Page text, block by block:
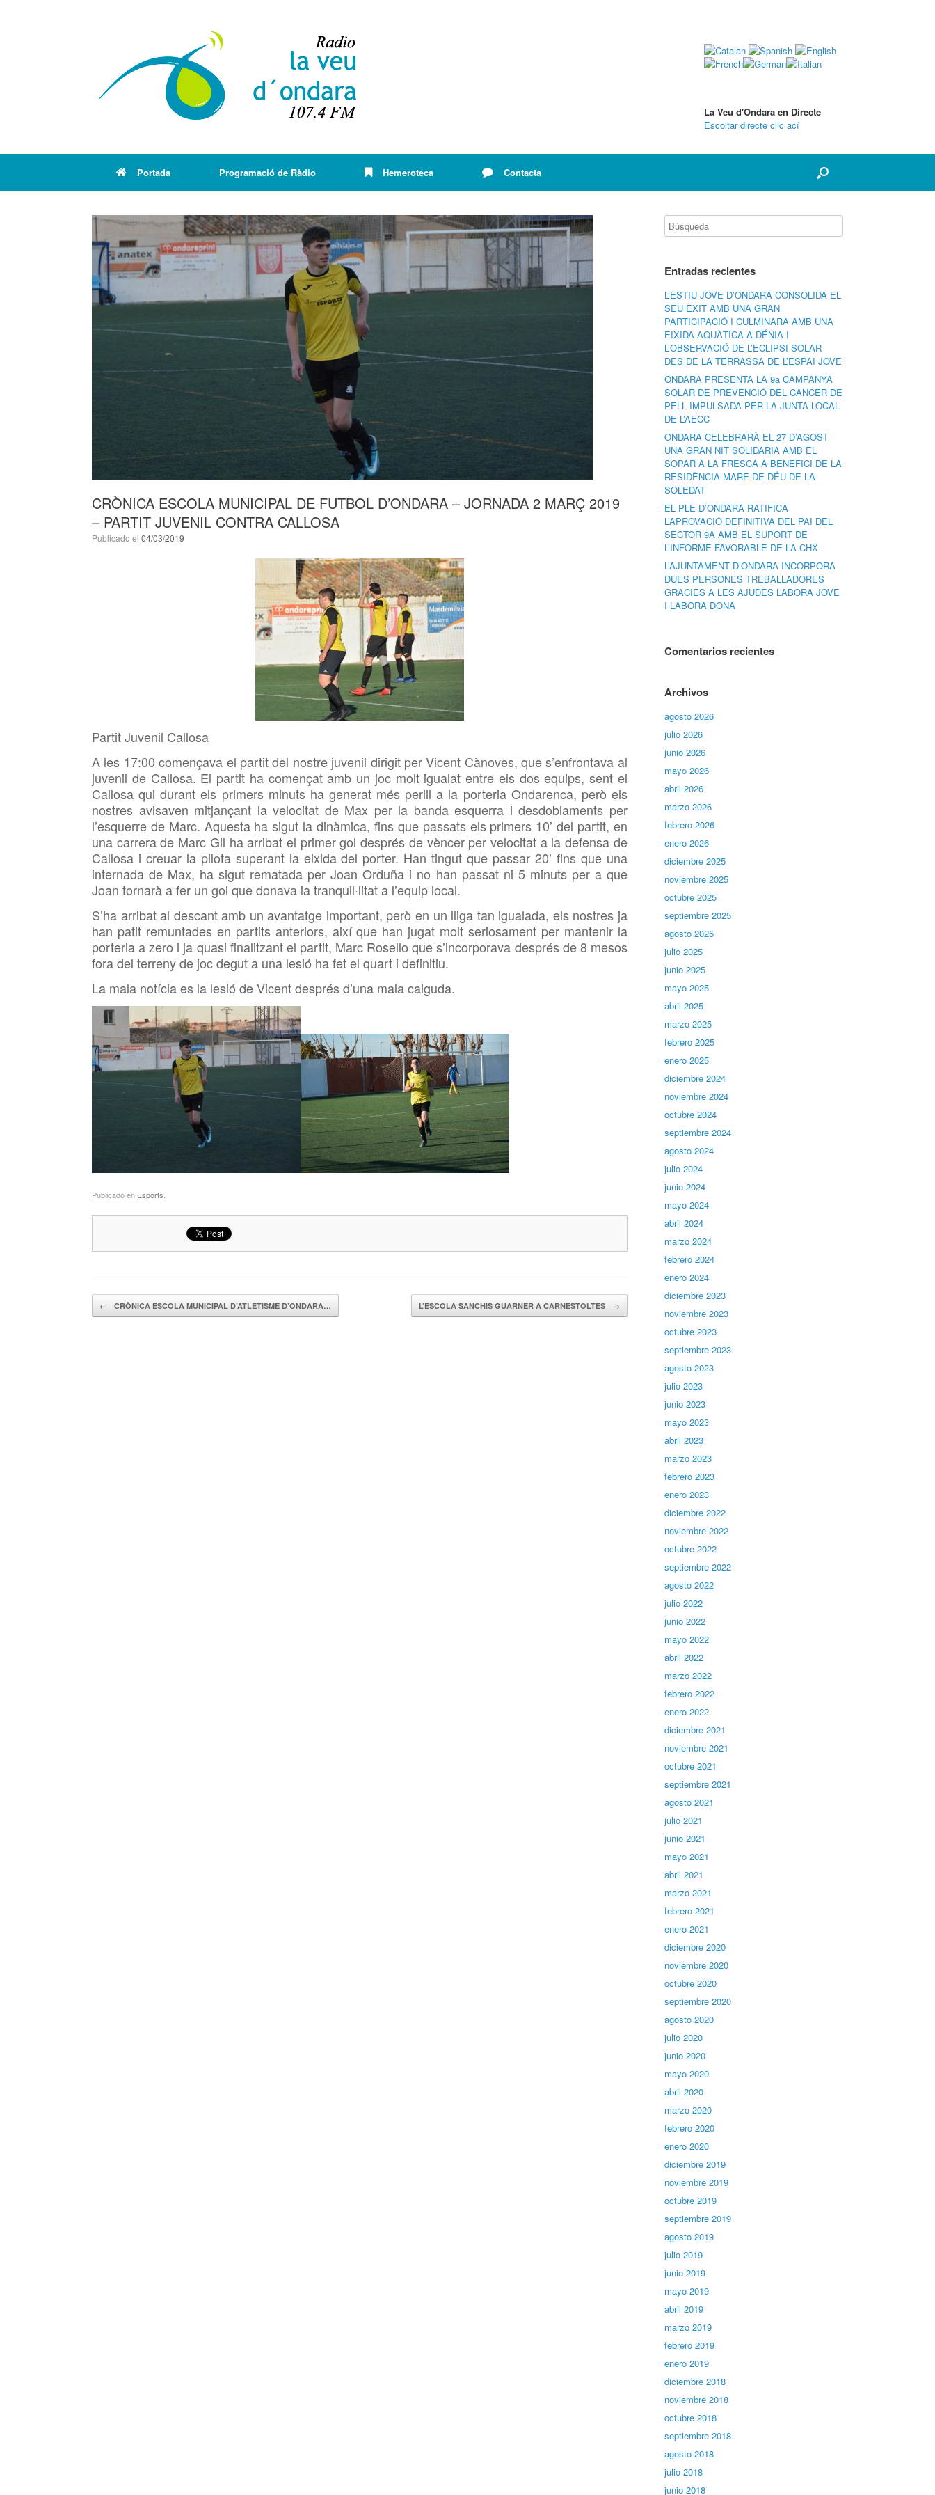
La Veu d'Ondara en Directe
Escoltar directe clic ací
Portada Programació de Ràdio Hemeroteca Contacta
CRÒNICA ESCOLA MUNICIPAL DE FUTBOL D’ONDARA – JORNADA 2 MARÇ 2019
– PARTIT JUVENIL CONTRA CALLOSA
Publicado el 04/03/2019
Partit Juvenil Callosa
A les 17:00 començava el partit del nostre juvenil dirigit per Vicent Cànoves, que s’enfrontava al
juvenil de Callosa. El partit ha començat amb un joc molt igualat entre els dos equips, sent el
Callosa qui durant els primers minuts ha generat més perill a la porteria Ondarenca, però els
nostres avisaven mitjançant la velocitat de Max per la banda esquerra i desdoblaments per
l’esquerre de Marc. Aquesta ha sigut la dinàmica, fins que passats els primers 10’ del partit, en
una carrera de Marc Gil ha arribat el primer gol després de vèncer per velocitat a la defensa de
Callosa i creuar la pilota superant la eixida del porter. Han tingut que passar 20’ fins que una
internada de Max, ha sigut rematada per Joan Orduña i no han passat ni 5 minuts per a que
Joan tornarà a fer un gol que donava la tranquil·litat a l’equip local.
S’ha arribat al descant amb un avantatge important, però en un lliga tan igualada, els nostres ja
han patit remuntades en partits anteriors, així que han jugat molt seriosament per mantenir la
porteria a zero i ja quasi finalitzant el partit, Marc Rosello que s’incorporava després de 8 mesos
fora del terreny de joc degut a una lesió ha fet el quart i definitiu.
La mala notícia es la lesió de Vicent després d’una mala caiguda.
Publicado en Esports
Navegador de artículos
← CRÒNICA ESCOLA MUNICIPAL D’ATLETISME D’ONDARA… L’ESCOLA SANCHIS GUARNER A CARNESTOLTES →
Entradas recientes
L’ESTIU JOVE D’ONDARA CONSOLIDA EL
SEU ÈXIT AMB UNA GRAN
PARTICIPACIÓ I CULMINARÀ AMB UNA
EIXIDA AQUÀTICA A DÉNIA I
L’OBSERVACIÓ DE L’ECLIPSI SOLAR
DES DE LA TERRASSA DE L’ESPAI JOVE
ONDARA PRESENTA LA 9a CAMPANYA
SOLAR DE PREVENCIÓ DEL CÀNCER DE
PELL IMPULSADA PER LA JUNTA LOCAL
DE L’AECC
ONDARA CELEBRARÀ EL 27 D’AGOST
UNA GRAN NIT SOLIDÀRIA AMB EL
SOPAR A LA FRESCA A BENEFICI DE LA
RESIDÈNCIA MARE DE DÉU DE LA
SOLEDAT
EL PLE D’ONDARA RATIFICA
L’APROVACIÓ DEFINITIVA DEL PAI DEL
SECTOR 9A AMB EL SUPORT DE
L’INFORME FAVORABLE DE LA CHX
L’AJUNTAMENT D’ONDARA INCORPORA
DUES PERSONES TREBALLADORES
GRÀCIES A LES AJUDES LABORA JOVE
I LABORA DONA
Comentarios recientes
Archivos
agosto 2026
julio 2026
junio 2026
mayo 2026
abril 2026
marzo 2026
febrero 2026
enero 2026
diciembre 2025
noviembre 2025
octubre 2025
septiembre 2025
agosto 2025
julio 2025
junio 2025
mayo 2025
abril 2025
marzo 2025
febrero 2025
enero 2025
diciembre 2024
noviembre 2024
octubre 2024
septiembre 2024
agosto 2024
julio 2024
junio 2024
mayo 2024
abril 2024
marzo 2024
febrero 2024
enero 2024
diciembre 2023
noviembre 2023
octubre 2023
septiembre 2023
agosto 2023
julio 2023
junio 2023
mayo 2023
abril 2023
marzo 2023
febrero 2023
enero 2023
diciembre 2022
noviembre 2022
octubre 2022
septiembre 2022
agosto 2022
julio 2022
junio 2022
mayo 2022
abril 2022
marzo 2022
febrero 2022
enero 2022
diciembre 2021
noviembre 2021
octubre 2021
septiembre 2021
agosto 2021
julio 2021
junio 2021
mayo 2021
abril 2021
marzo 2021
febrero 2021
enero 2021
diciembre 2020
noviembre 2020
octubre 2020
septiembre 2020
agosto 2020
julio 2020
junio 2020
mayo 2020
abril 2020
marzo 2020
febrero 2020
enero 2020
diciembre 2019
noviembre 2019
octubre 2019
septiembre 2019
agosto 2019
julio 2019
junio 2019
mayo 2019
abril 2019
marzo 2019
febrero 2019
enero 2019
diciembre 2018
noviembre 2018
octubre 2018
septiembre 2018
agosto 2018
julio 2018
junio 2018